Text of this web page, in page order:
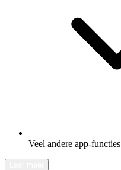
Veel andere app-functies